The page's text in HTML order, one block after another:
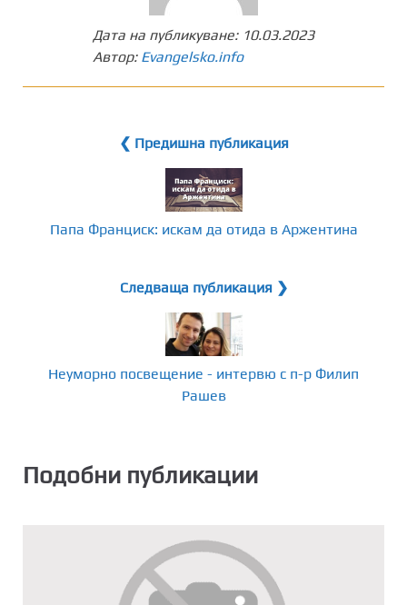
Дата на публикуване: 10.03.2023
Автор: Evangelsko.info
❮ Предишна публикация
Папа Франциск: искам да отида в Аржентина
Следваща публикация ❯
Неуморно посвещение - интервю с п-р Филип
Рашев
Подобни публикации